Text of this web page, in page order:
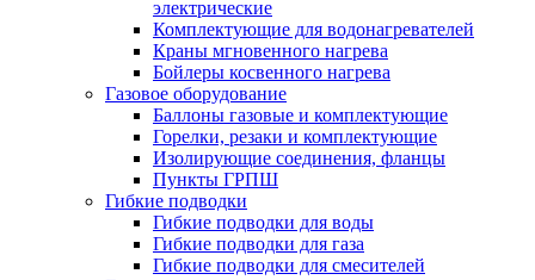
электрические
Комплектующие для водонагревателей
Краны мгновенного нагрева
Бойлеры косвенного нагрева
Газовое оборудование
Баллоны газовые и комплектующие
Горелки, резаки и комплектующие
Изолирующие соединения, фланцы
Пункты ГРПШ
Гибкие подводки
Гибкие подводки для воды
Гибкие подводки для газа
Гибкие подводки для смесителей